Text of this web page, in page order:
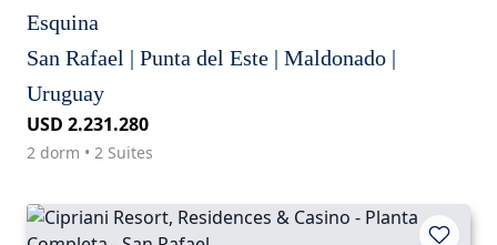
Esquina
San Rafael | Punta del Este | Maldonado |
Uruguay
USD 2.231.280
2 dorm • 2 Suites